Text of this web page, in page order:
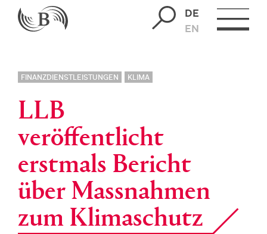
DE
EN
FINANZDIENSTLEISTUNGEN KLIMA
LLB
veröffentlicht
erstmals Bericht
über Massnahmen
zum Klimaschutz